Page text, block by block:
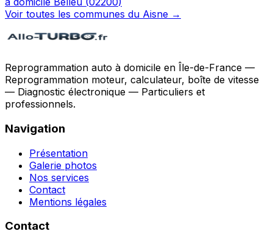
Voir toutes les communes du Aisne →
Reprogrammation auto à domicile en Île-de-France —
Reprogrammation moteur, calculateur, boîte de vitesse
— Diagnostic électronique — Particuliers et
professionnels.
Navigation
Présentation
Galerie photos
Nos services
Contact
Mentions légales
Contact